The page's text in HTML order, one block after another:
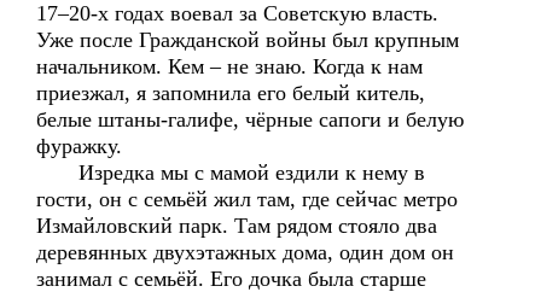
17–20-х годах воевал за Советскую власть.
Уже после Гражданской войны был крупным
начальником. Кем – не знаю. Когда к нам
приезжал, я запомнила его белый китель,
белые штаны-галифе, чёрные сапоги и белую
фуражку.
Изредка мы с мамой ездили к нему в
гости, он с семьёй жил там, где сейчас метро
Измайловский парк. Там рядом стояло два
деревянных двухэтажных дома, один дом он
занимал с семьёй. Его дочка была старше